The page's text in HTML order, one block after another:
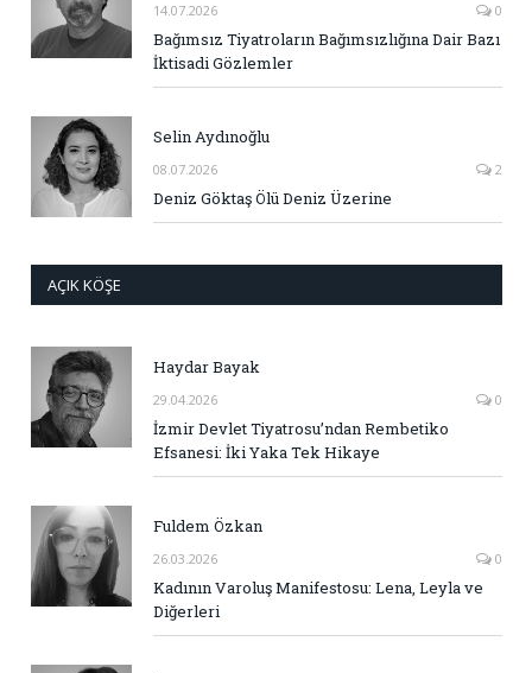
14.07.2026 0
Bağımsız Tiyatroların Bağımsızlığına Dair Bazı
İktisadi Gözlemler
Selin Aydınoğlu
08.07.2026 2
Deniz Göktaş Ölü Deniz Üzerine
AÇIK KÖŞE
Haydar Bayak
29.04.2026 0
İzmir Devlet Tiyatrosu’ndan Rembetiko
Efsanesi: İki Yaka Tek Hikaye
Fuldem Özkan
26.03.2026 0
Kadının Varoluş Manifestosu: Lena, Leyla ve
Diğerleri